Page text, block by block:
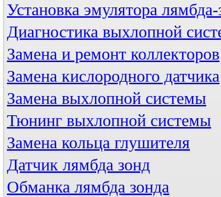
Установка эмулятора лямбда-
Диагностика выхлопной
Замена и ремонт коллекторов
Замена кислородного датчика
Замена выхлопной системы
Тюнинг выхлопной системы
Замена кольца глушителя
Датчик лямбда зонд
Обманка лямбда зонда